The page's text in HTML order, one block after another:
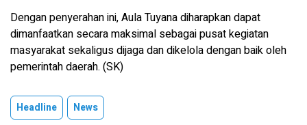
Dengan penyerahan ini, Aula Tuyana diharapkan dapat
dimanfaatkan secara maksimal sebagai pusat kegiatan
masyarakat sekaligus dijaga dan dikelola dengan baik oleh
pemerintah daerah. (SK)
Headline News